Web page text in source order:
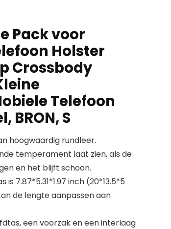
Pack voor
Holster
Crossbody
Telefoon
BRON, S
hoogwaardig rundleer.
temperament laat zien, als de
en het blijft schoon.
is 7.87*5.31*1.97 inch (20*13.5*5
de lengte aanpassen aan
een voorzak en een interlaag